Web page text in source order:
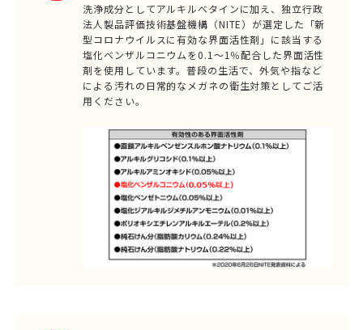
洗浄成分としてアルキルベタインに加え、独立行政
法人製品評価技術基盤機構（NITE）が選定した「新
型コロナウイルスに有効な界面活性剤」に該当する
塩化ベンザルコニウムを0.1～1％配合した界面活性
剤を使用しています。普段の生活で、外気や指など
による汚れの日常的なメガネの衛生対策としてご活
用ください。